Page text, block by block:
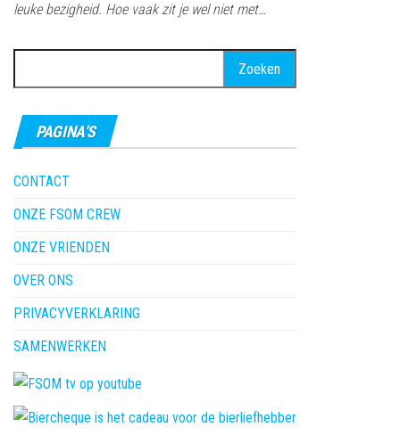
leuke bezigheid. Hoe vaak zit je wel niet met…
naar:
PAGINA’S
CONTACT
ONZE FSOM CREW
ONZE VRIENDEN
OVER ONS
PRIVACYVERKLARING
SAMENWERKEN